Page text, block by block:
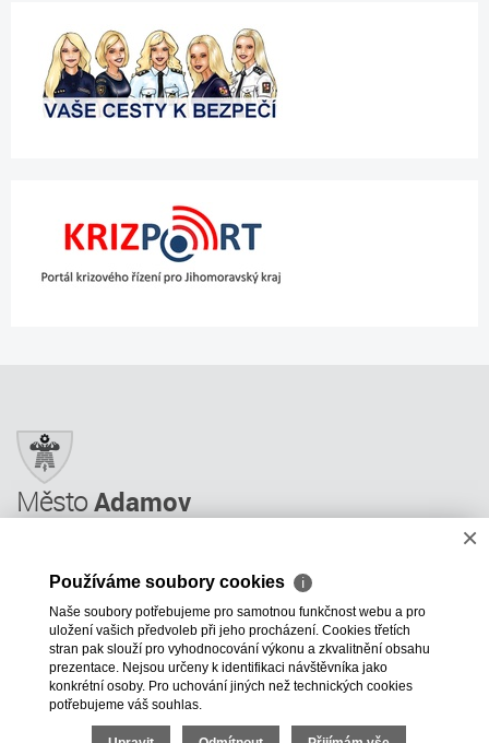
MěstoAdamov
Úřední deska
Informace
Odkazy a rady
ÚP GIS MAPY
+420 516 499 620 mesto@adamov.cz
×
Používáme soubory cookies ℹ
Naše soubory potřebujeme pro samotnou funkčnost webu a pro
uložení vašich předvoleb při jeho procházení. Cookies třetích
stran pak slouží pro vyhodnocování výkonu a zkvalitnění obsahu
prezentace. Nejsou určeny k identifikaci návštěvníka jako
konkrétní osoby. Pro uchování jiných než technických cookies
potřebujeme váš souhlas.